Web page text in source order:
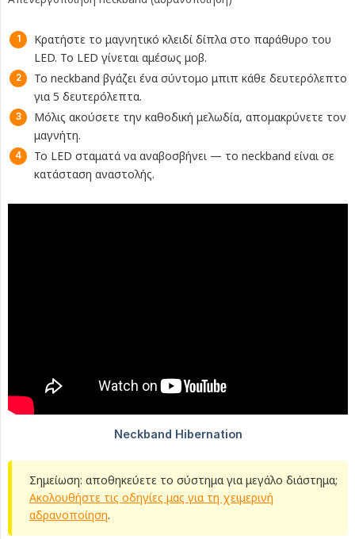
Κρατήστε το μαγνητικό κλειδί δίπλα στο παράθυρο του
LED. Το LED γίνεται αμέσως μοβ.
Το neckband βγάζει ένα σύντομο μπιπ κάθε δευτερόλεπτο
για 5 δευτερόλεπτα.
Μόλις ακούσετε την καθοδική μελωδία, απομακρύνετε τον
μαγνήτη.
Το LED σταματά να αναβοσβήνει — το neckband είναι σε
κατάσταση αναστολής.
Σημείωση: αποθηκεύετε το σύστημα για μεγάλο διάστημα;
Ακολουθήστε τις οδηγίες μας για τη χειμερινή
αδρανοποίηση.